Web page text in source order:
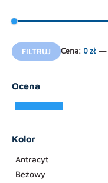
Cena
min
Cena
maxFILTRUJ Cena: 0 zł—
Ocena
Kolor
Antracyt
Beżowy